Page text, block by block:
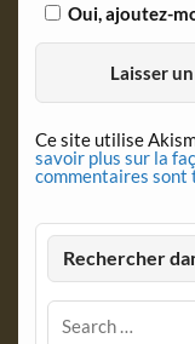
Oui, ajoutez-
Ce site utilise
savoir plus sur la
commentaires sont
Rechercher